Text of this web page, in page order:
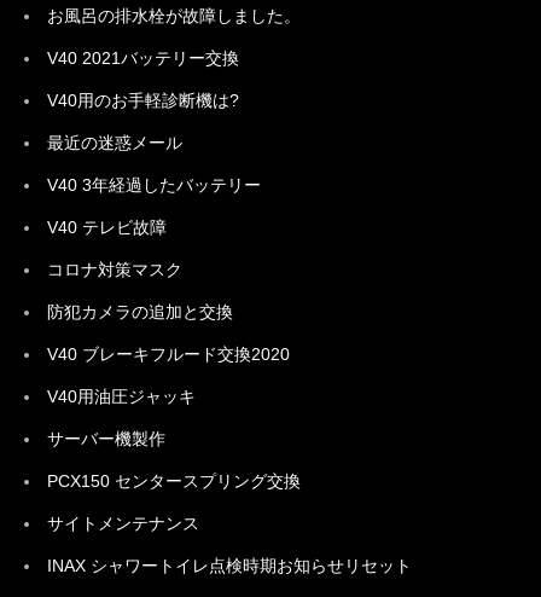
お風呂の排水栓が故障しました。
V40 2021バッテリー交換
V40用のお手軽診断機は?
最近の迷惑メール
V40 3年経過したバッテリー
V40 テレビ故障
コロナ対策マスク
防犯カメラの追加と交換
V40 ブレーキフルード交換2020
V40用油圧ジャッキ
サーバー機製作
PCX150 センタースプリング交換
サイトメンテナンス
INAX シャワートイレ点検時期お知らせリセット